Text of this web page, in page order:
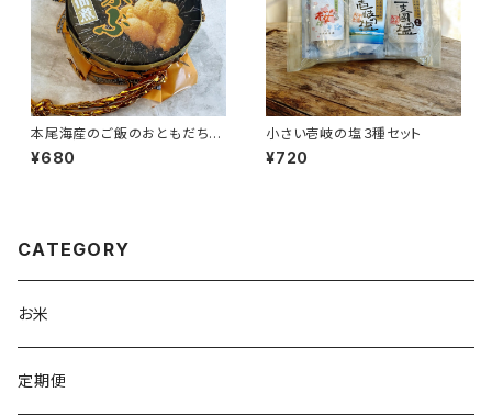
本尾海産のご飯のおともだち＜
選択＞
¥680
小さい壱岐の塩３種セット
¥720
CATEGORY
お米
定期便